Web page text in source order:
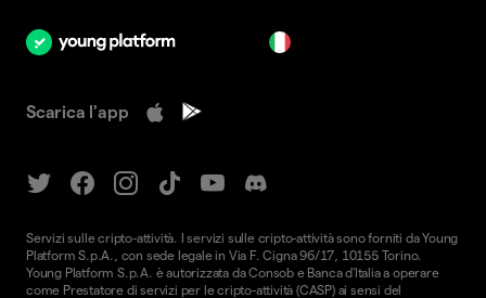
Scarica l'app
Servizi sulle cripto-attività. I servizi sulle cripto-attività sono forniti da Young
Platform S.p.A., con sede legale in Via F. Cigna 96/17, 10155 Torino.
Young Platform S.p.A. è autorizzata da Consob e Banca d'Italia a operare
come Prestatore di servizi per le cripto-attività (CASP) ai sensi del